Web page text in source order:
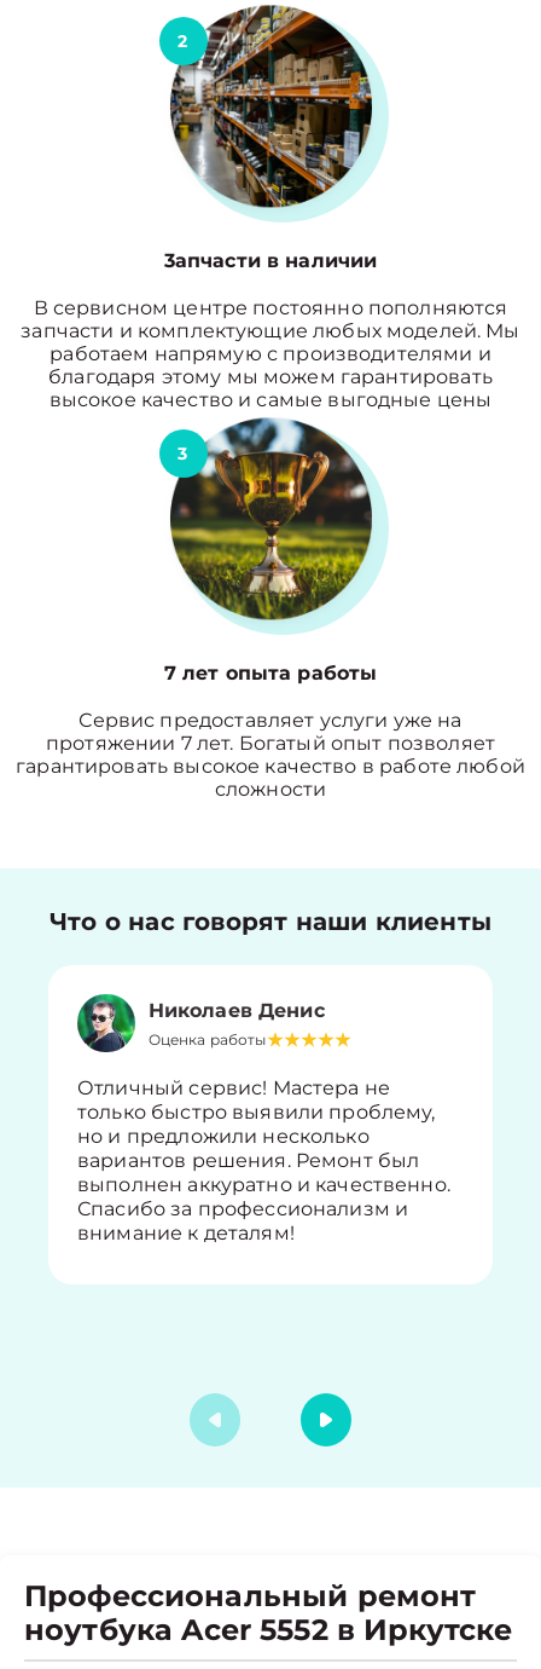
2
3апчасти в наличии
В сервисном центре постоянно пополняются
запчасти и комплектующие любых моделей. Мы
работаем напрямую с производителями и
благодаря этому мы можем гарантировать
высокое качество и самые выгодные цены
3
7 лет опыта работы
Сервис предоставляет услуги уже на
протяжении 7 лет. Богатый опыт позволяет
гарантировать высокое качество в работе любой
сложности
Что о нас говорят наши клиенты
Николаев Денис
Оценка работы
Отличный сервис! Мастера не
только быстро выявили проблему,
но и предложили несколько
вариантов решения. Ремонт был
выполнен аккуратно и качественно.
Спасибо за профессионализм и
внимание к деталям!
Профессиональный ремонт
ноутбука Acer 5552 в Иркутске